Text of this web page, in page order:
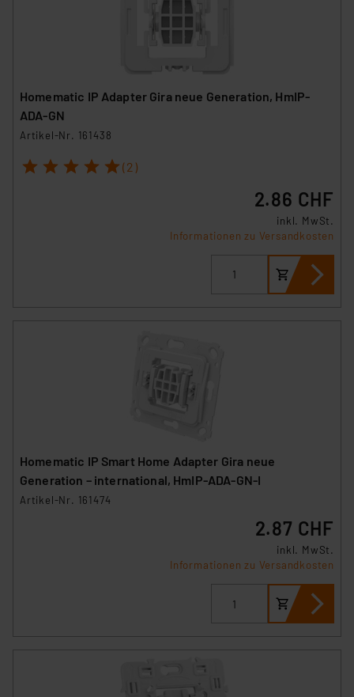
Homematic IP Adapter Gira neue Generation, HmIP-
ADA-GN
Artikel-Nr. 161438
1 2 3 4 5 (2)
2.86 CHF
inkl. MwSt.
Informationen zu Versandkosten
Homematic IP Smart Home Adapter Gira neue
Generation – international, HmIP-ADA-GN-I
Artikel-Nr. 161474
2.87 CHF
inkl. MwSt.
Informationen zu Versandkosten